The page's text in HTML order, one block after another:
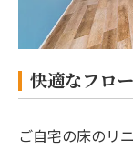
快適なフロ
ご自宅の床のリ